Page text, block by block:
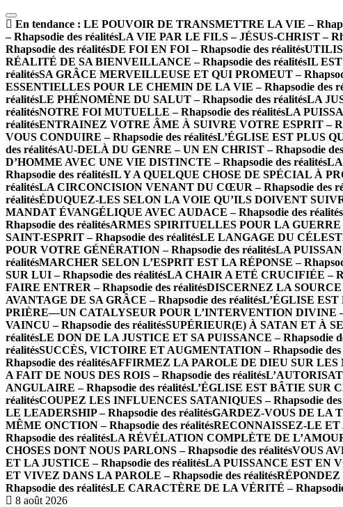
En tendance : LE POUVOIR DE TRANSMETTRE LA VIE –
– Rhapsodie des réalitésLA VIE PAR LE FILS – JÉSUS-CHRIST –
Rhapsodie des réalitésDE FOI EN FOI – Rhapsodie des réalités
RÉALITÉ DE SA BIENVEILLANCE – Rhapsodie des réalitésIL EST
réalitésSA GRÂCE MERVEILLEUSE ET QUI PROMEUT –
ESSENTIELLES POUR LE CHEMIN DE LA VIE – Rhapsodie des
réalitésLE PHÉNOMÈNE DU SALUT – Rhapsodie des réalitésLA
réalitésNOTRE FOI MUTUELLE – Rhapsodie des réalitésLA
réalitésENTRAINEZ VOTRE ÂME À SUIVRE VOTRE ESPRIT –
VOUS CONDUIRE – Rhapsodie des réalitésL’ÉGLISE EST PLUS
des réalitésAU-DELÀ DU GENRE – UN EN CHRIST – Rhapsodie
D’HOMME AVEC UNE VIE DISTINCTE – Rhapsodie des réalitésLA
Rhapsodie des réalitésIL Y A QUELQUE CHOSE DE SPÉCIAL À
réalitésLA CIRCONCISION VENANT DU CŒUR – Rhapsodie des
réalitésÉDUQUEZ-LES SELON LA VOIE QU’ILS DOIVENT
MANDAT ÉVANGÉLIQUE AVEC AUDACE – Rhapsodie des réalités
Rhapsodie des réalitésARMES SPIRITUELLES POUR LA GUERRE
SAINT-ESPRIT – Rhapsodie des réalitésLE LANGAGE DU
POUR VOTRE GÉNÉRATION – Rhapsodie des réalitésLA
réalitésMARCHER SELON L’ESPRIT EST LA RÉPONSE –
SUR LUI – Rhapsodie des réalitésLA CHAIR A ETÉ CRUCIFIÉE –
FAIRE ENTRER – Rhapsodie des réalitésDISCERNEZ LA SOURCE
AVANTAGE DE SA GRÂCE – Rhapsodie des réalitésL’ÉGLISE EST
PRIÈRE—UN CATALYSEUR POUR L’INTERVENTION DIVINE –
VAINCU – Rhapsodie des réalitésSUPÉRIEUR(E) À SATAN ET À
réalitésLE DON DE LA JUSTICE ET SA PUISSANCE – Rhapsodie
réalitésSUCCÈS, VICTOIRE ET AUGMENTATION – Rhapsodie des
Rhapsodie des réalitésAFFIRMEZ LA PAROLE DE DIEU SUR LES
A FAIT DE NOUS DES ROIS – Rhapsodie des réalités
ANGULAIRE – Rhapsodie des réalitésL’ÉGLISE EST BÂTIE SUR
réalitésCOUPEZ LES INFLUENCES SATANIQUES – Rhapsodie des
LE LEADERSHIP – Rhapsodie des réalitésGARDEZ-VOUS DE LA
MÊME ONCTION – Rhapsodie des réalitésRECONNAISSEZ-LE ET
Rhapsodie des réalitésLA RÉVÉLATION COMPLÈTE DE
CHOSES DONT NOUS PARLONS – Rhapsodie des réalitésVOUS
ET LA JUSTICE – Rhapsodie des réalitésLA PUISSANCE EST EN
ET VIVEZ DANS LA PAROLE – Rhapsodie des réalitésRÉPONDEZ
Rhapsodie des réalitésLE CARACTÈRE DE LA VÉRITÉ –
8 août 2026